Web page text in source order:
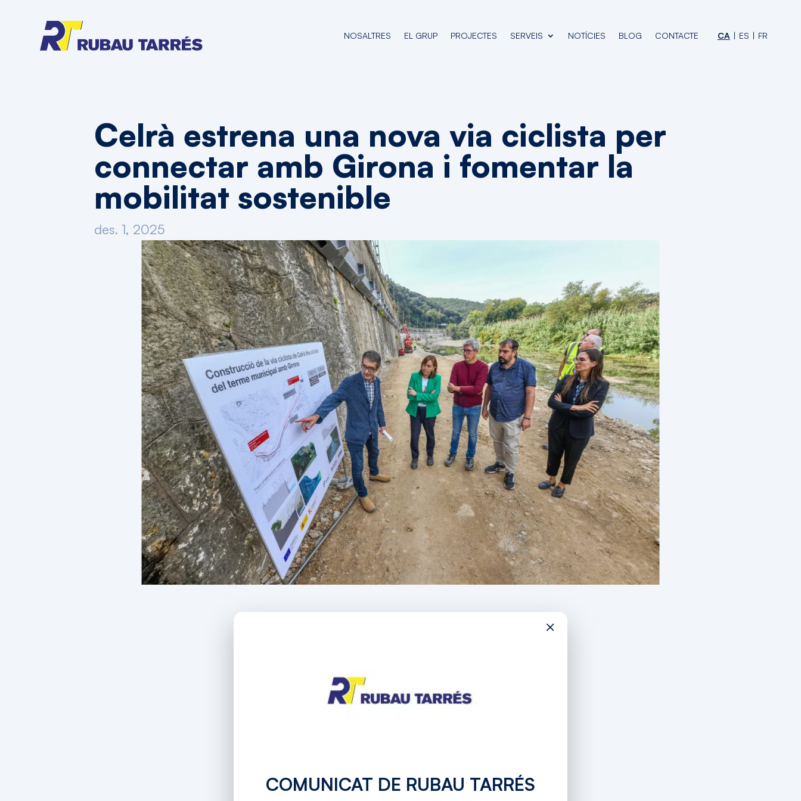
NOSALTRES EL GRUP PROJECTES SERVEIS NOTÍCIES BLOG CONTACTE CA ES FR
Celrà estrena una nova via ciclista per
connectar amb Girona i fomentar la
mobilitat sostenible
des. 1, 2025
El Govern de Catalunya està construint una nova via ciclista a Celrà al llarg del corredor de la carretera C-66 amb
un tram de 1,8 km i una inversió de 2,7 milions d’euros que connectarà Celrà amb el límit amb Girona per oferir una
treballs necessaris per fer realitat la nova via ciclista.
×
COMUNICAT DE RUBAU TARRÉS